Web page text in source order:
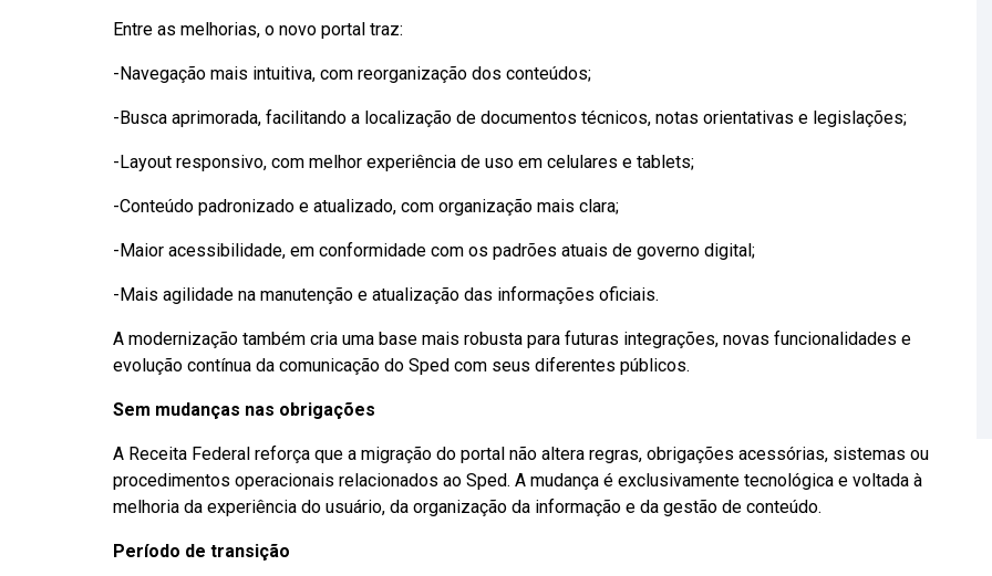
Entre as melhorias, o novo portal traz:
-Navegação mais intuitiva, com reorganização dos conteúdos;
-Busca aprimorada, facilitando a localização de documentos técnicos, notas orientativas e legislações;
-Layout responsivo, com melhor experiência de uso em celulares e tablets;
-Conteúdo padronizado e atualizado, com organização mais clara;
-Maior acessibilidade, em conformidade com os padrões atuais de governo digital;
-Mais agilidade na manutenção e atualização das informações oficiais.
A modernização também cria uma base mais robusta para futuras integrações, novas funcionalidades e
evolução contínua da comunicação do Sped com seus diferentes públicos.
Sem mudanças nas obrigações
A Receita Federal reforça que a migração do portal não altera regras, obrigações acessórias, sistemas ou
procedimentos operacionais relacionados ao Sped. A mudança é exclusivamente tecnológica e voltada à
melhoria da experiência do usuário, da organização da informação e da gestão de conteúdo.
Período de transição